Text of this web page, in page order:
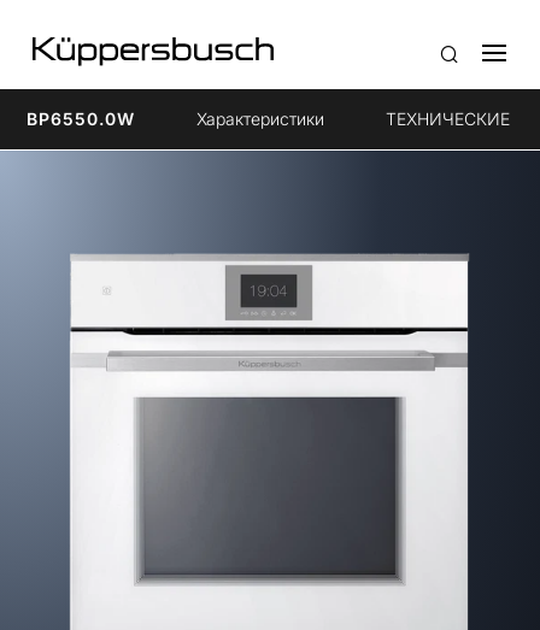
BP6550.0W Характеристики ТЕХНИЧЕСКИЕ